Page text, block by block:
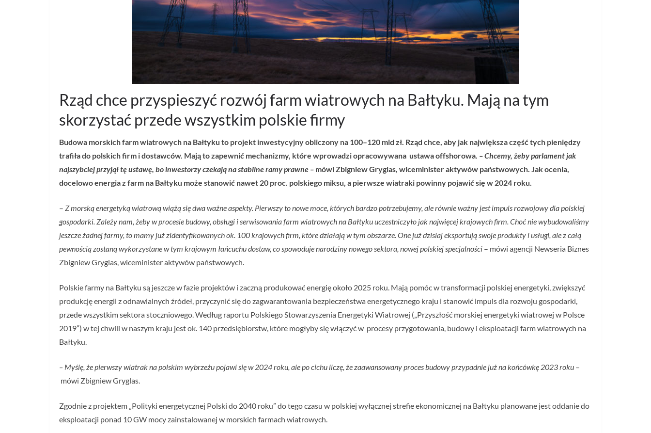
Rząd chce przyspieszyć rozwój farm wiatrowych na Bałtyku. Mają na tym
skorzystać przede wszystkim polskie firmy
Budowa morskich farm wiatrowych na Bałtyku to projekt inwestycyjny obliczony na 100–120 mld zł. Rząd chce, aby jak największa część tych pieniędzy
trafiła do polskich firm i dostawców. Mają to zapewnić mechanizmy, które wprowadzi opracowywana ustawa offshorowa. – Chcemy, żeby parlament jak
najszybciej przyjął tę ustawę, bo inwestorzy czekają na stabilne ramy prawne – mówi Zbigniew Gryglas, wiceminister aktywów państwowych. Jak ocenia,
docelowo energia z farm na Bałtyku może stanowić nawet 20 proc. polskiego miksu, a pierwsze wiatraki powinny pojawić się w 2024 roku.
– Z morską energetyką wiatrową wiążą się dwa ważne aspekty. Pierwszy to nowe moce, których bardzo potrzebujemy, ale równie ważny jest impuls rozwojowy dla polskiej
gospodarki. Zależy nam, żeby w procesie budowy, obsługi i serwisowania farm wiatrowych na Bałtyku uczestniczyło jak najwięcej krajowych firm. Choć nie wybudowaliśmy
jeszcze żadnej farmy, to mamy już zidentyfikowanych ok. 100 krajowych firm, które działają w tym obszarze. One już dzisiaj eksportują swoje produkty i usługi, ale z całą
pewnością zostaną wykorzystane w tym krajowym łańcuchu dostaw, co spowoduje narodziny nowego sektora, nowej polskiej specjalności – mówi agencji Newseria Biznes
Zbigniew Gryglas, wiceminister aktywów państwowych.
Polskie farmy na Bałtyku są jeszcze w fazie projektów i zaczną produkować energię około 2025 roku. Mają pomóc w transformacji polskiej energetyki, zwiększyć
produkcję energii z odnawialnych źródeł, przyczynić się do zagwarantowania bezpieczeństwa energetycznego kraju i stanowić impuls dla rozwoju gospodarki,
przede wszystkim sektora stoczniowego. Według raportu Polskiego Stowarzyszenia Energetyki Wiatrowej („Przyszłość morskiej energetyki wiatrowej w Polsce
2019”) w tej chwili w naszym kraju jest ok. 140 przedsiębiorstw, które mogłyby się włączyć w procesy przygotowania, budowy i eksploatacji farm wiatrowych na
Bałtyku.
– Myślę, że pierwszy wiatrak na polskim wybrzeżu pojawi się w 2024 roku, ale po cichu liczę, że zaawansowany proces budowy przypadnie już na końcówkę 2023 roku –
mówi Zbigniew Gryglas.
Zgodnie z projektem „Polityki energetycznej Polski do 2040 roku” do tego czasu w polskiej wyłącznej strefie ekonomicznej na Bałtyku planowane jest oddanie do
eksploatacji ponad 10 GW mocy zainstalowanej w morskich farmach wiatrowych.